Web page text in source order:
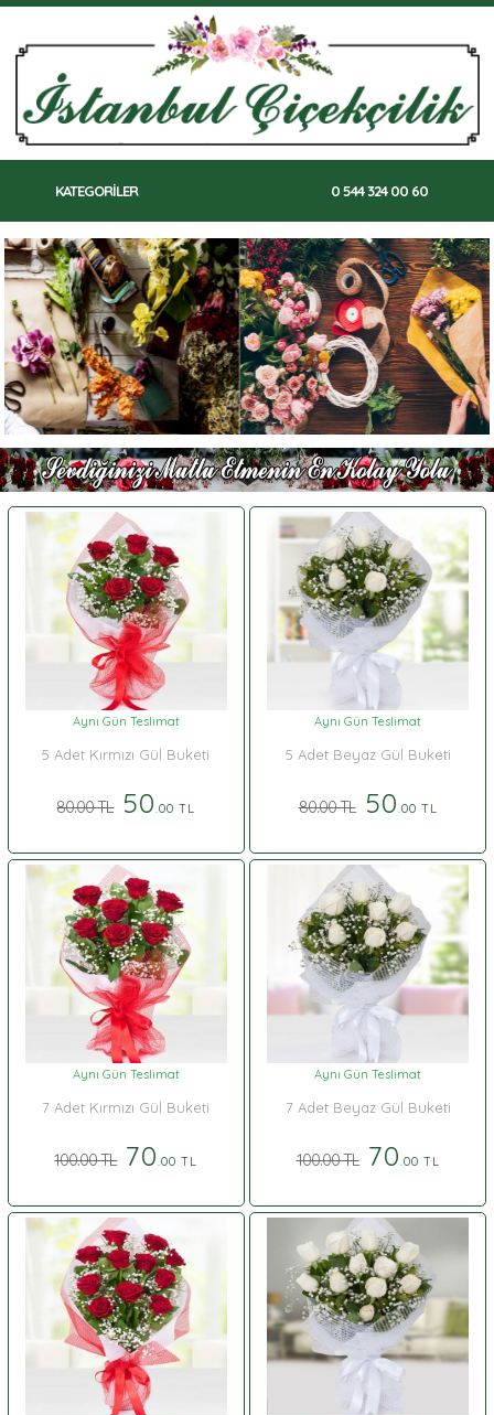
KATEGORİLER 0 544 324 00 60
Aynı Gün Teslimat
5 Adet Kırmızı Gül Buketi
80.00 TL50 .00 TL
Aynı Gün Teslimat
5 Adet Beyaz Gül Buketi
80.00 TL50 .00 TL
Aynı Gün Teslimat
7 Adet Kırmızı Gül Buketi
100.00 TL70 .00 TL
Aynı Gün Teslimat
7 Adet Beyaz Gül Buketi
100.00 TL70 .00 TL